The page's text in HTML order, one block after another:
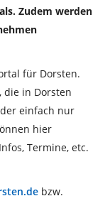
Zudem werden
für Dorsten.
die in Dorsten
einfach nur
hier
Termine, etc.
bzw.